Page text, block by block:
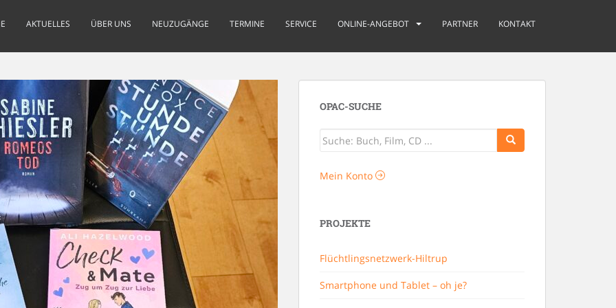
AKTUELLES ÜBER UNS NEUZUGÄNGE TERMINE SERVICE ONLINE-ANGEBOT PARTNER KONTAKT
OPAC-SUCHE
Mein Konto
PROJEKTE
Flüchtlingsnetzwerk-Hiltrup
Smartphone und Tablet – oh je?